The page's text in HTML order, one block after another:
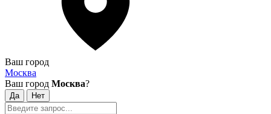
Ваш город
Москва
Ваш город Москва?